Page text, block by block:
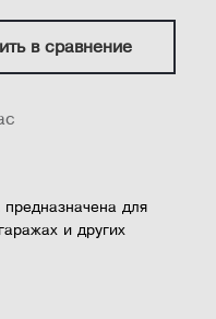
в сравнение
для
и других
945,